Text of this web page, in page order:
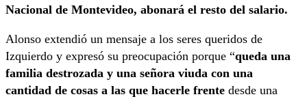
Nacional de Montevideo, abonará el resto del salario.
Alonso extendió un mensaje a los seres queridos de
Izquierdo y expresó su preocupación porque “queda una
familia destrozada y una señora viuda con una
cantidad de cosas a las que hacerle frente desde una